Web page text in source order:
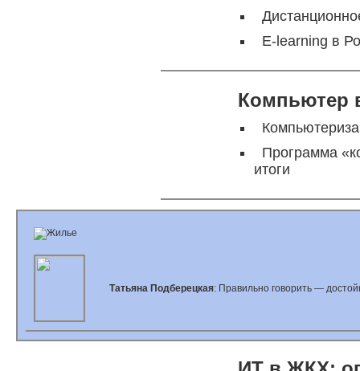
E-learning в
Компьютер
Программа
итоги
Татьяна Подберецкая: Правильно говорить —